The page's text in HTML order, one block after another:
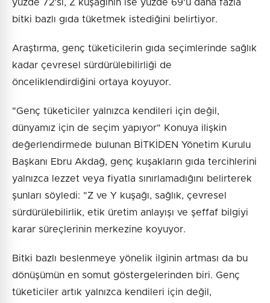
yüzde 72'si, Z kuşağının ise yüzde 69'u daha fazla
bitki bazlı gıda tüketmek istediğini belirtiyor.
Araştırma, genç tüketicilerin gıda seçimlerinde sağlık
kadar çevresel sürdürülebilirliği de
önceliklendirdiğini ortaya koyuyor.
"Genç tüketiciler yalnızca kendileri için değil,
dünyamız için de seçim yapıyor" Konuya ilişkin
değerlendirmede bulunan BİTKİDEN Yönetim Kurulu
Başkanı Ebru Akdağ, genç kuşakların gıda tercihlerini
yalnızca lezzet veya fiyatla sınırlamadığını belirterek
şunları söyledi: "Z ve Y kuşağı, sağlık, çevresel
sürdürülebilirlik, etik üretim anlayışı ve şeffaf bilgiyi
karar süreçlerinin merkezine koyuyor.
Bitki bazlı beslenmeye yönelik ilginin artması da bu
dönüşümün en somut göstergelerinden biri. Genç
tüketiciler artık yalnızca kendileri için değil,